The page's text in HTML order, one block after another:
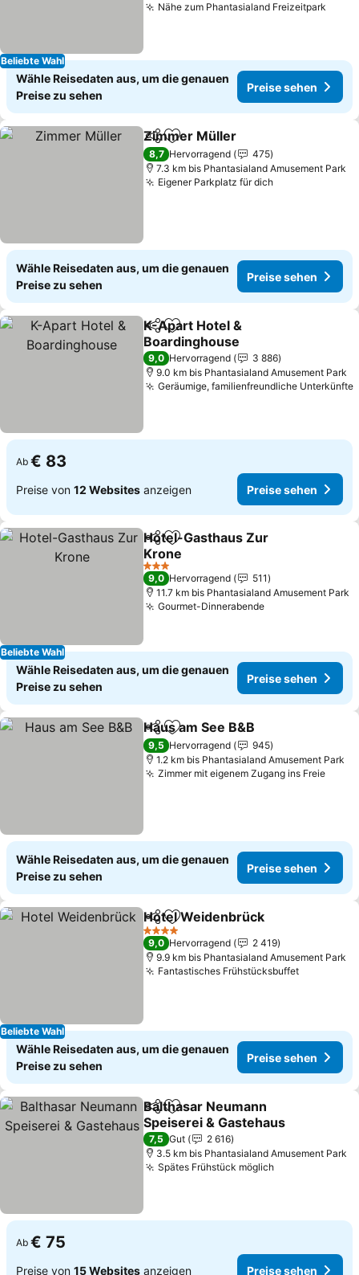
Beliebte Wahl
Nähe zum Phantasialand Freizeitpark
Wähle Reisedaten aus, um die genauen
Preise zu sehen
Preise sehen
TeilenZu Favoriten hinzufügen
Zimmer Müller
8,7 Hervorragend
475
7.3 km bis Phantasialand Amusement Park
Eigener Parkplatz für dich
Wähle Reisedaten aus, um die genauen
Preise zu sehen
Preise sehen
TeilenZu Favoriten hinzufügen
K-Apart Hotel &
Boardinghouse
9,0 Hervorragend
3 886
9.0 km bis Phantasialand Amusement Park
Geräumige, familienfreundliche Unterkünfte
Ab € 83
Preise von 12 Websites anzeigen Preise sehen
Beliebte Wahl
TeilenZu Favoriten hinzufügen
Hotel-Gasthaus Zur
Krone
3 Sterne
9,0 Hervorragend
511
11.7 km bis Phantasialand Amusement Park
Gourmet-Dinnerabende
Wähle Reisedaten aus, um die genauen
Preise zu sehen
Preise sehen
TeilenZu Favoriten hinzufügen
Haus am See B&B
9,5 Hervorragend
945
1.2 km bis Phantasialand Amusement Park
Zimmer mit eigenem Zugang ins Freie
Wähle Reisedaten aus, um die genauen
Preise zu sehen
Preise sehen
Beliebte Wahl
TeilenZu Favoriten hinzufügen
Hotel Weidenbrück
4 Sterne
9,0 Hervorragend
2 419
9.9 km bis Phantasialand Amusement Park
Fantastisches Frühstücksbuffet
Wähle Reisedaten aus, um die genauen
Preise zu sehen
Preise sehen
TeilenZu Favoriten hinzufügen
Balthasar Neumann
Speiserei & Gastehaus
7,5 Gut
2 616
3.5 km bis Phantasialand Amusement Park
Spätes Frühstück möglich
Ab € 75
Preise von 15 Websites anzeigen Preise sehen